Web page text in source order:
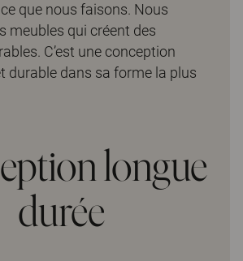
ce que nous faisons. Nous
meubles qui créent des
C’est une conception
durable dans sa forme la plus
longue
durée